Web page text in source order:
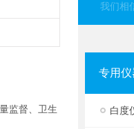
我们相
专用
白度
监督、卫生